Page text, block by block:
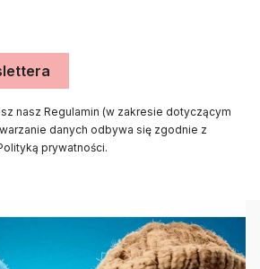
nasz Regulamin (w zakresie dotyczącym
danych odbywa się zgodnie z
prywatności.